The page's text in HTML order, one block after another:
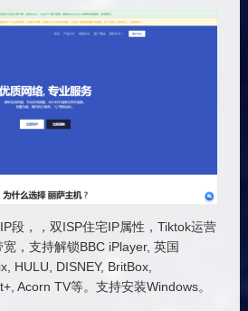
段，，双ISP住宅IP属性，Tiktok运营
，支持解锁BBC iPlayer, 英国
HULU, DISNEY, BritBox,
Acorn TV等。支持安装Windows。